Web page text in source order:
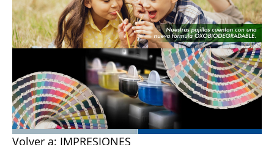
Volver a: IMPRESIONES